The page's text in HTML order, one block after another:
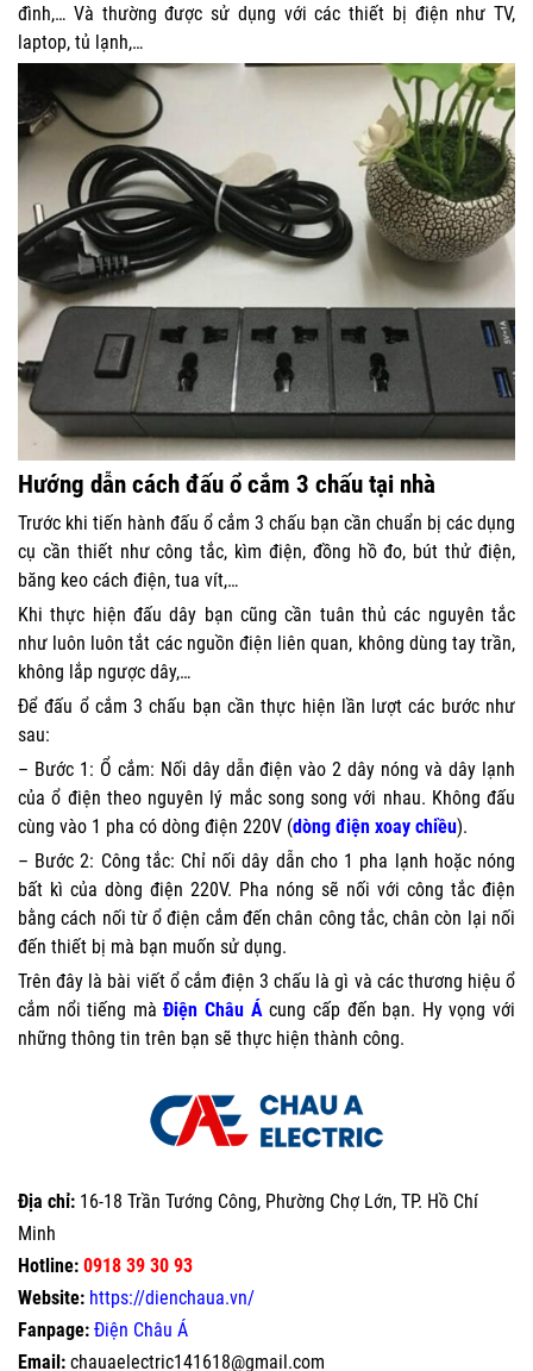
đình,… Và thường được sử dụng với các thiết bị điện như TV,
laptop, tủ lạnh,…
Hướng dẫn cách đấu ổ cắm 3 chấu tại nhà
Trước khi tiến hành đấu ổ cắm 3 chấu bạn cần chuẩn bị các dụng
cụ cần thiết như công tắc, kìm điện, đồng hồ đo, bút thử điện,
băng keo cách điện, tua vít,…
Khi thực hiện đấu dây bạn cũng cần tuân thủ các nguyên tắc
như luôn luôn tắt các nguồn điện liên quan, không dùng tay trần,
không lắp ngược dây,…
Để đấu ổ cắm 3 chấu bạn cần thực hiện lần lượt các bước như
sau:
– Bước 1: Ổ cắm: Nối dây dẫn điện vào 2 dây nóng và dây lạnh
của ổ điện theo nguyên lý mắc song song với nhau. Không đấu
cùng vào 1 pha có dòng điện 220V (dòng điện xoay chiều).
– Bước 2: Công tắc: Chỉ nối dây dẫn cho 1 pha lạnh hoặc nóng
bất kì của dòng điện 220V. Pha nóng sẽ nối với công tắc điện
bằng cách nối từ ổ điện cắm đến chân công tắc, chân còn lại nối
đến thiết bị mà bạn muốn sử dụng.
Trên đây là bài viết ổ cắm điện 3 chấu là gì và các thương hiệu ổ
cắm nổi tiếng màĐiện Châu Ácung cấp đến bạn. Hy vọng với
những thông tin trên bạn sẽ thực hiện thành công.
Địa chỉ: 16-18 Trần Tướng Công, Phường Chợ Lớn, TP. Hồ Chí
Minh
Hotline: 0918 39 30 93
Website: https://dienchaua.vn/
Fanpage: Điện Châu Á
Email: chauaelectric141618@gmail.com